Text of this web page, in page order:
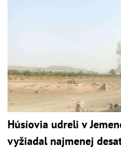
Húsíovia udreli v
vyžiadal najmenej